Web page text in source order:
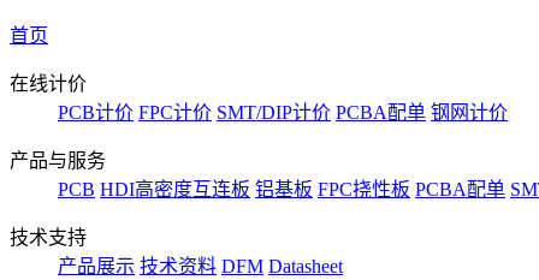
首页
在线计价
PCB计价 FPC计价 SMT/DIP计价 PCBA配单 钢网计价
产品与服务
PCB HDI高密度互连板 铝基板 FPC挠性板 PCBA配单
技术支持
产品展示 技术资料 DFM Datasheet